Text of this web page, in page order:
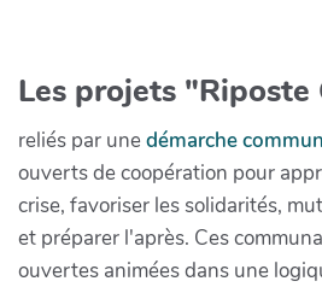
Les projets "Riposte
reliés par unedémarche
ouverts de coopération pour
crise, favoriser les solidarités,
et préparer l'après. Ces
ouvertes animées dans une